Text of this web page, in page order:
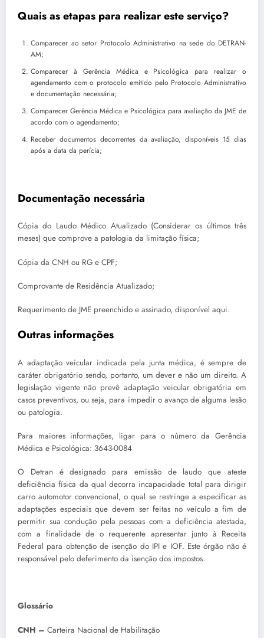
Quais as etapas para realizar este serviço?
Comparecer ao setor Protocolo Administrativo na sede do DETRAN-
AM;
Comparecer à Gerência Médica e Psicológica para realizar o
agendamento com o protocolo emitido pelo Protocolo Administrativo
e documentação necessária;
Comparecer Gerência Médica e Psicológica para avaliação da JME de
acordo com o agendamento;
Receber documentos decorrentes da avaliação, disponíveis 15 dias
após a data da perícia;
Documentação necessária
Cópia do Laudo Médico Atualizado (Considerar os últimos três
meses) que comprove a patologia da limitação física;
Cópia da CNH ou RG e CPF;
Comprovante de Residência Atualizado;
Requerimento de JME preenchido e assinado, disponível aqui.
Outras informações
A adaptação veicular indicada pela junta médica, é sempre de
caráter obrigatório sendo, portanto, um dever e não um direito. A
legislação vigente não prevê adaptação veicular obrigatória em
casos preventivos, ou seja, para impedir o avanço de alguma lesão
ou patologia.
Para maiores informações, ligar para o número da Gerência
Médica e Psicológica: 3643-0084
O Detran é designado para emissão de laudo que ateste
deficiência física da qual decorra incapacidade total para dirigir
carro automotor convencional, o qual se restringe a especificar as
adaptações especiais que devem ser feitas no veículo a fim de
permitir sua condução pela pessoas com a deficiência atestada,
com a finalidade de o requerente apresentar junto à Receita
Federal para obtenção de isenção do IPI e IOF. Este órgão não é
responsável pelo deferimento da isenção dos impostos.
Glossário
CNH – Carteira Nacional de Habilitação